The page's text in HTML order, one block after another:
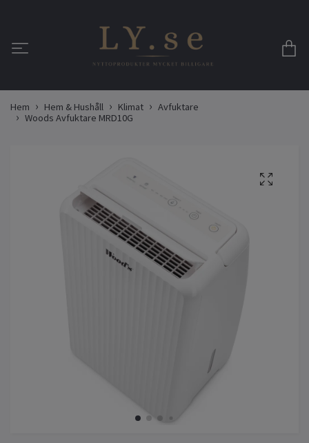
Hem Hem & Hushåll Klimat
Avfuktare
Woods Avfuktare MRD10G